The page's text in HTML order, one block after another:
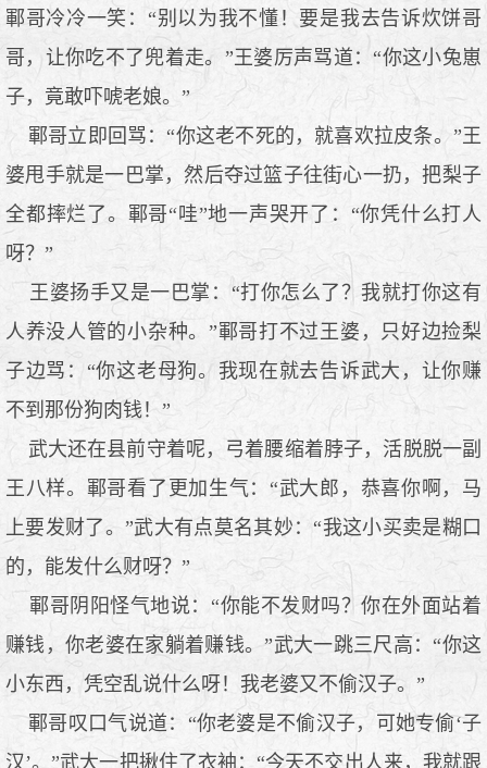
鄆哥冷冷一笑：“别以为我不懂！要是我去告诉炊饼哥
哥，让你吃不了兜着走。”王婆厉声骂道：“你这小兔崽
子，竟敢吓唬老娘。”
鄆哥立即回骂：“你这老不死的，就喜欢拉皮条。”王
婆甩手就是一巴掌，然后夺过篮子往街心一扔，把梨子
全都摔烂了。鄆哥“哇”地一声哭开了：“你凭什么打人
呀？”
王婆扬手又是一巴掌：“打你怎么了？我就打你这有
人养没人管的小杂种。”鄆哥打不过王婆，只好边捡梨
子边骂：“你这老母狗。我现在就去告诉武大，让你赚
不到那份狗肉钱！”
武大还在县前守着呢，弓着腰缩着脖子，活脱脱一副
王八样。鄆哥看了更加生气：“武大郎，恭喜你啊，马
上要发财了。”武大有点莫名其妙：“我这小买卖是糊口
的，能发什么财呀？”
鄆哥阴阳怪气地说：“你能不发财吗？你在外面站着
赚钱，你老婆在家躺着赚钱。”武大一跳三尺高：“你这
小东西，凭空乱说什么呀！我老婆又不偷汉子。”
鄆哥叹口气说道：“你老婆是不偷汉子，可她专偷‘子
汉’。”武大一把揪住了衣袖：“今天不交出人来，我就跟